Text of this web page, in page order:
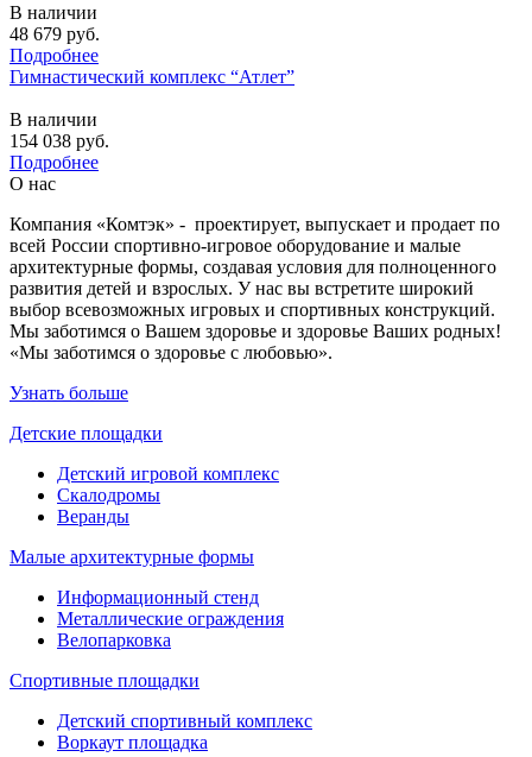
В наличии
48 679 руб.
Подробнее
Гимнастический комплекс “Атлет”
В наличии
154 038 руб.
Подробнее
О нас
Компания «Комтэк» - проектирует, выпускает и продает по
всей России спортивно-игровое оборудование и малые
архитектурные формы, создавая условия для полноценного
развития детей и взрослых. У нас вы встретите широкий
выбор всевозможных игровых и спортивных конструкций.
Мы заботимся о Вашем здоровье и здоровье Ваших родных!
«Мы заботимся о здоровье с любовью».
Узнать больше
Детские площадки
Детский игровой комплекс
Скалодромы
Веранды
Малые архитектурные формы
Информационный стенд
Металлические ограждения
Велопарковка
Спортивные площадки
Детский спортивный комплекс
Воркаут площадка